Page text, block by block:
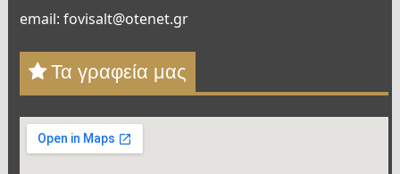
email: fovisalt@otenet.gr
Τα γραφεία μας